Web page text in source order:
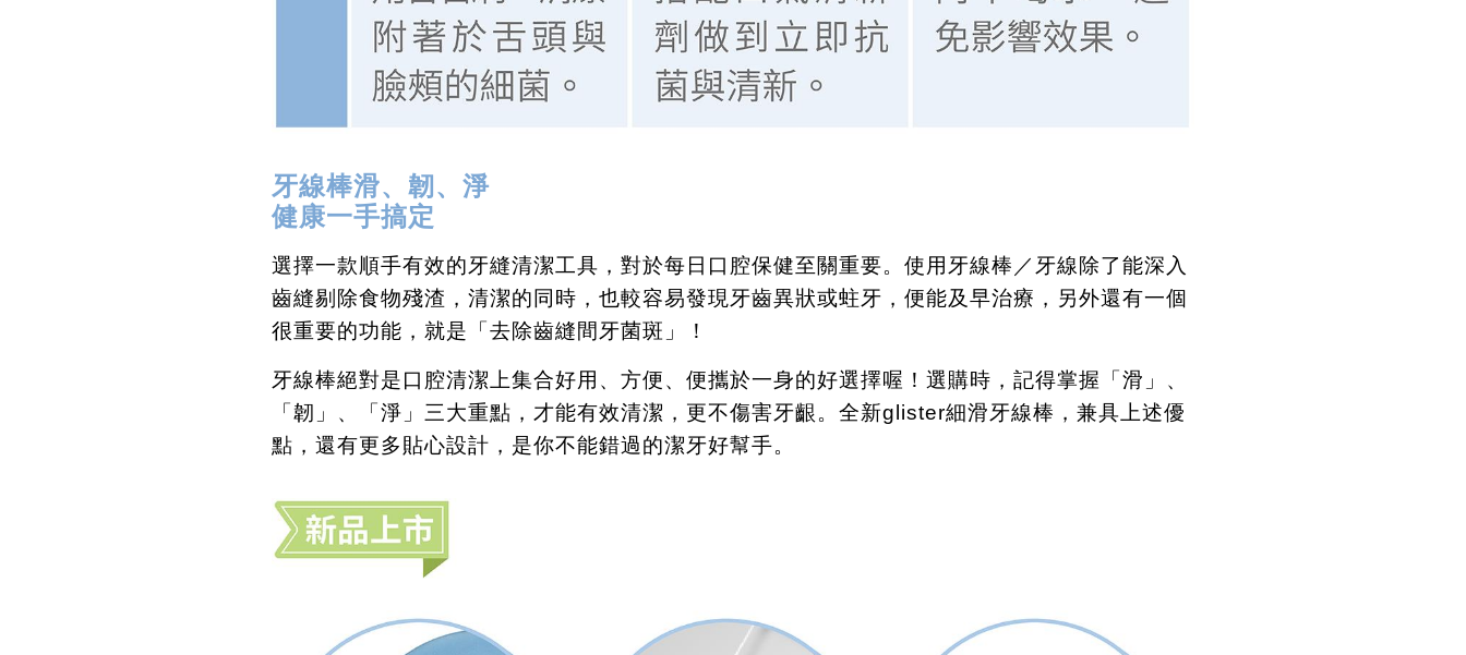
牙線棒滑、韌、淨
健康一手搞定
選擇一款順手有效的牙縫清潔工具，對於每日口腔保健至關重要。使用牙線棒／牙線除了能深入
齒縫剔除食物殘渣，清潔的同時，也較容易發現牙齒異狀或蛀牙，便能及早治療，另外還有一個
很重要的功能，就是「去除齒縫間牙菌斑」！
牙線棒絕對是口腔清潔上集合好用、方便、便攜於一身的好選擇喔！選購時，記得掌握「滑」、
「韌」、「淨」三大重點，才能有效清潔，更不傷害牙齦。全新glister細滑牙線棒，兼具上述優
點，還有更多貼心設計，是你不能錯過的潔牙好幫手。